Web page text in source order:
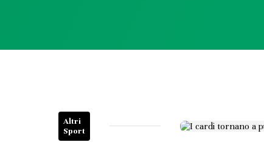
Altri
Sport